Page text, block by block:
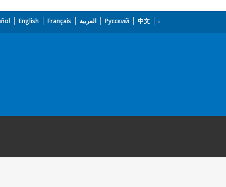
English Français العربية Русский 中文